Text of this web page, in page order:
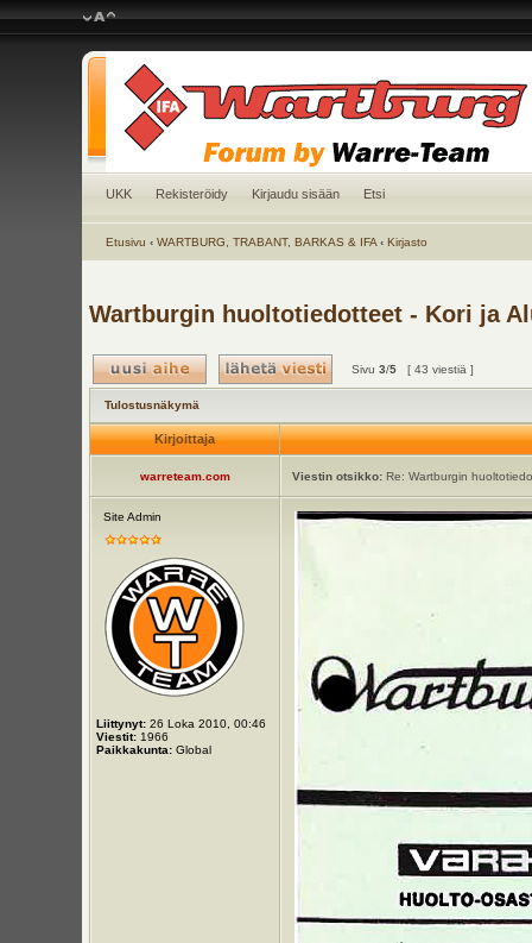
UKK Rekisteröidy Kirjaudu sisään Etsi
Etusivu ‹ WARTBURG, TRABANT, BARKAS & IFA ‹ Kirjasto
Wartburgin huoltotiedotteet - Kori ja
Sivu 3/5[ 43 viestiä ]
Tulostusnäkymä
Kirjoittaja
warreteam.com Viestin otsikko:Re: Wartburgin
Site Admin
Liittynyt:26 Loka 2010, 00:46
Viestit:1966
Paikkakunta:Global